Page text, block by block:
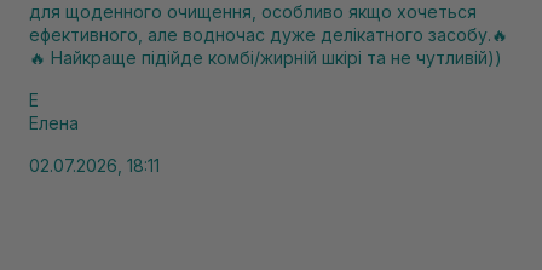
для щоденного очищення, особливо якщо хочеться
ефективного, але водночас дуже делікатного засобу.🔥
🔥 Найкраще підійде комбі/жирній шкірі та не чутливій))
Е
Елена
02.07.2026, 18:11